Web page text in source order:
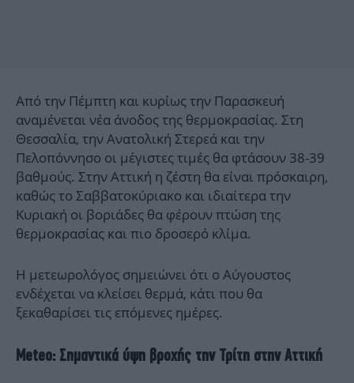
Από την Πέμπτη και κυρίως την Παρασκευή
αναμένεται νέα άνοδος της θερμοκρασίας. Στη
Θεσσαλία, την Ανατολική Στερεά και την
Πελοπόννησο οι μέγιστες τιμές θα φτάσουν 38-39
βαθμούς. Στην Αττική η ζέστη θα είναι πρόσκαιρη,
καθώς το Σαββατοκύριακο και ιδιαίτερα την
Κυριακή οι βοριάδες θα φέρουν πτώση της
θερμοκρασίας και πιο δροσερό κλίμα.
Η μετεωρολόγος σημειώνει ότι ο Αύγουστος
ενδέχεται να κλείσει θερμά, κάτι που θα
ξεκαθαρίσει τις επόμενες ημέρες.
Meteo: Σημαντικά ύψη βροχής την Τρίτη στην Αττική